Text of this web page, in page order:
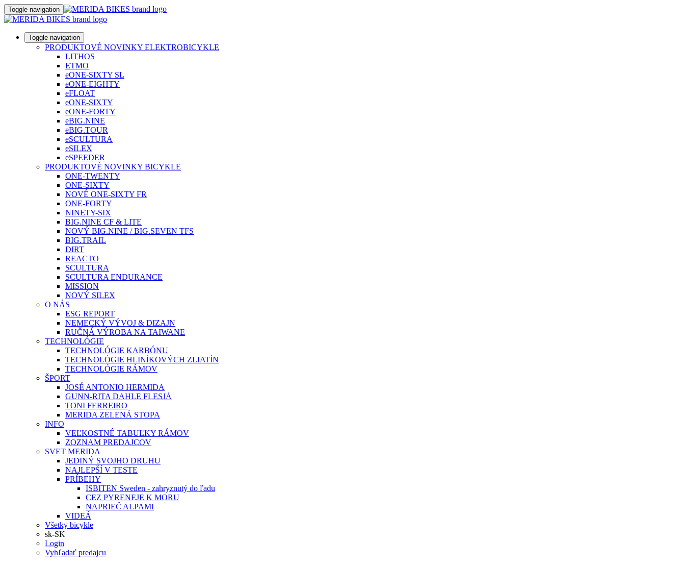
Toggle navigation
Toggle navigation
PRODUKTOVÉ NOVINKY ELEKTROBICYKLE
LITHOS
ETMO
eONE-SIXTY SL
eONE-EIGHTY
eFLOAT
eONE-SIXTY
eONE-FORTY
eBIG.NINE
eBIG.TOUR
eSCULTURA
eSILEX
eSPEEDER
PRODUKTOVÉ NOVINKY BICYKLE
ONE-TWENTY
ONE-SIXTY
NOVÉ ONE-SIXTY FR
ONE-FORTY
NINETY-SIX
BIG.NINE CF & LITE
NOVÝ BIG.NINE / BIG.SEVEN TFS
BIG.TRAIL
DIRT
REACTO
SCULTURA
SCULTURA ENDURANCE
MISSION
NOVÝ SILEX
O NÁS
ESG REPORT
NEMECKÝ VÝVOJ & DIZAJN
RUČNÁ VÝROBA NA TAIWANE
TECHNOLÓGIE
TECHNOLÓGIE KARBÓNU
TECHNOLÓGIE HLINÍKOVÝCH ZLIATÍN
TECHNOLÓGIE RÁMOV
ŠPORT
JOSÉ ANTONIO HERMIDA
GUNN-RITA DAHLE FLESJÅ
TONI FERREIRO
MERIDA ZELENÁ STOPA
INFO
VEĽKOSTNÉ TABUĽKY RÁMOV
ZOZNAM PREDAJCOV
SVET MERIDA
JEDINÝ SVOJHO DRUHU
NAJLEPŠÍ V TESTE
PRÍBEHY
ISBITEN Sweden - zahryznutý do ľadu
CEZ PYRENEJE K MORU
NAPRIEČ ALPAMI
VIDEÁ
Všetky bicykle
sk-SK
Login
Vyhľadať predajcu